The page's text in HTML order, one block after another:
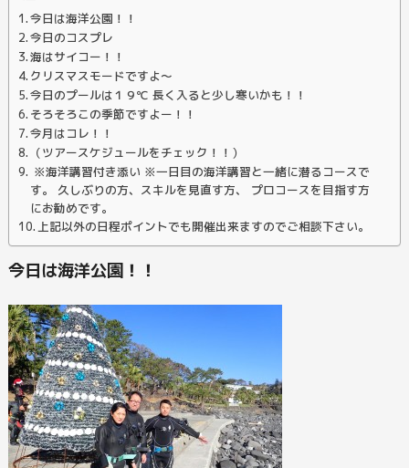
今日は海洋公園！！
今日のコスプレ
海はサイコー！！
クリスマスモードですよ～
今日のプールは１９℃ 長く入ると少し寒いかも！！
そろそろこの季節ですよー！！
今月はコレ！！
（ツアースケジュールをチェック！！）
※海洋講習付き添い ※一日目の海洋講習と一緒に潜るコースで
す。 久しぶりの方、スキルを見直す方、 プロコースを目指す方
にお勧めです。
上記以外の日程ポイントでも開催出来ますのでご相談下さい。
今日は海洋公園！！